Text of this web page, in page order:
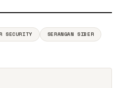
SECURITY
SERANGAN SIBER